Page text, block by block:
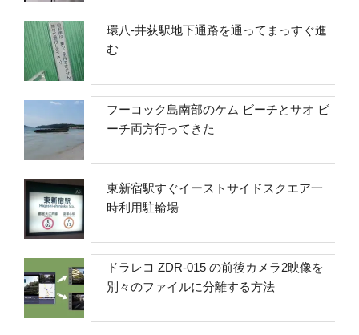
環八-井荻駅地下通路を通ってまっすぐ進
む
フーコック島南部のケム ビーチとサオ ビ
ーチ両方行ってきた
東新宿駅すぐイーストサイドスクエア一
時利用駐輪場
ドラレコ ZDR-015 の前後カメラ2映像を
別々のファイルに分離する方法